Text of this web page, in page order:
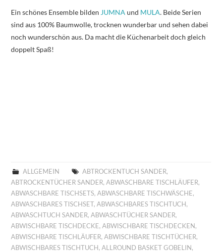
Ein schönes Ensemble bilden JUMNA und MULA. Beide Serien
sind aus 100% Baumwolle, trocknen wunderbar und sehen dabei
noch wunderschön aus. Da macht die Küchenarbeit doch gleich
doppelt Spaß!
ALLGEMEIN ABTROCKENTUCH SANDER,
ABTROCKENTÜCHER SANDER,ABWASCHBARE TISCHLÄUFER,
ABWASCHBARE TISCHSETS,ABWASCHBARE TISCHWÄSCHE,
ABWASCHBARES TISCHSET,ABWASCHBARES TISCHTUCH,
ABWASCHTUCH SANDER,ABWASCHTÜCHER SANDER,
ABWISCHBARE TISCHDECKE,ABWISCHBARE TISCHDECKEN,
ABWISCHBARE TISCHLÄUFER,ABWISCHBARE TISCHTÜCHER,
ABWISCHBARES TISCHTUCH,ALLROUND BASKET GOBELIN,